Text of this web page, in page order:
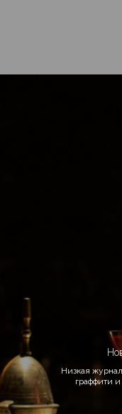
Низкая
граффити и